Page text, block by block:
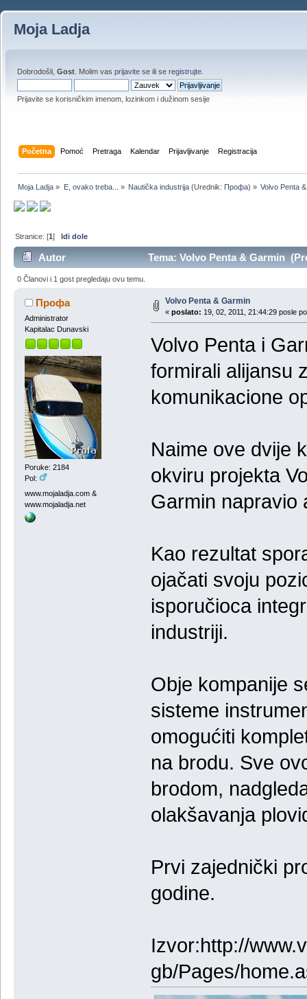
Moja Ladja
Dobrodošli, Gost . Molim vas prijavite se ili se registrujte
Prijavite se korisničkim imenom, lozinkom i dužinom sesije
Početna Pomoć Pretraga Kalendar Prijavljivanje Registracija
Moja Ladja » E, ovako treba... » Nautička industrija(Urednik: Профа) » Volvo Penta
Stranice: [1]Idi dole
Autor Tema: Volvo Penta & Garmin
0 Članovi i 1 gost pregledaju ovu temu.
Профа
Administrator
Kapitalac Dunavski
Poruke: 2184
Pol:
www.mojaladja.com &
www.mojaladja.net
Volvo Penta & Garmin
« poslato: 19, 02, 2011, 21:44:29 posle
Volvo Penta i
formirali alijansu
komunikacione
Naime ove dvije
okviru projekta
Garmin napravio
Kao rezultat
ojačati svoju
isporučioca
industriji.
Obje kompanije
sisteme
omogućiti
na brodu. Sve
brodom,
olakšavanja
Prvi zajednički
godine.
Izvor:http://
gb/Pages/